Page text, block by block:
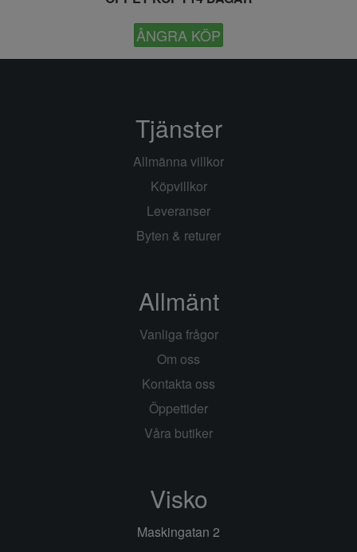
ÅNGRA KÖP
Tjänster
Allmänna villkor
Köpvillkor
Leveranser
Byten & returer
Allmänt
Vanliga frågor
Om oss
Kontakta oss
Öppettider
Våra butiker
Visko
Maskingatan 2